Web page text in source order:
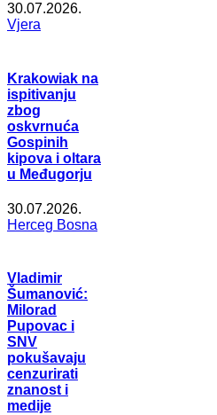
30.07.2026.
Vjera
Krakowiak na
ispitivanju
zbog
oskvrnuća
Gospinih
kipova i oltara
u Međugorju
30.07.2026.
Herceg Bosna
Vladimir
Šumanović:
Milorad
Pupovac i
SNV
pokušavaju
cenzurirati
znanost i
medije